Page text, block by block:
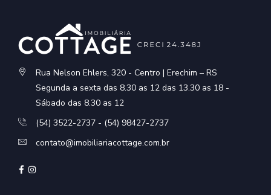
Rua Nelson Ehlers, 320 - Centro | Erechim – RS
Segunda a sexta das 8.30 as 12 das 13.30 as 18 -
Sábado das 8.30 as 12
(54) 3522-2737 - (54) 98427-2737
contato@imobiliariacottage.com.br